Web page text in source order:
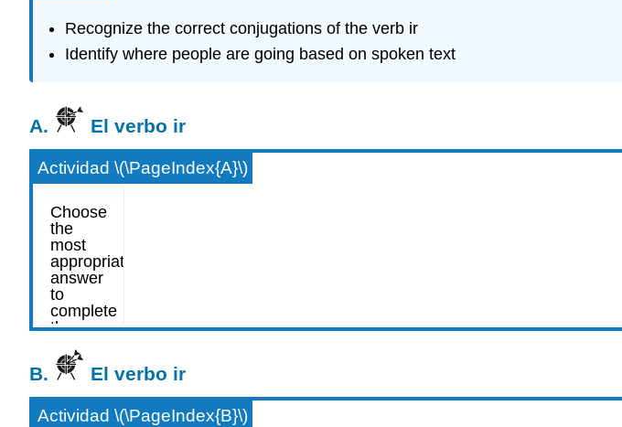
Recognize the correct conjugations of the verb ir
Identify where people are going based on spoken text
A. El verbo ir
Actividad \(\PageIndex{A}\)
B. El verbo ir
Actividad \(\PageIndex{B}\)